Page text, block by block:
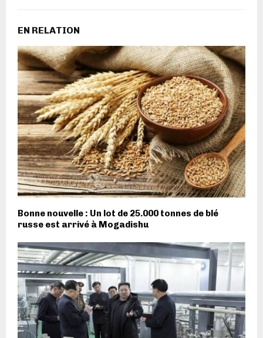
EN RELATION
Bonne nouvelle : Un lot de 25.000 tonnes de blé
russe est arrivé à Mogadishu